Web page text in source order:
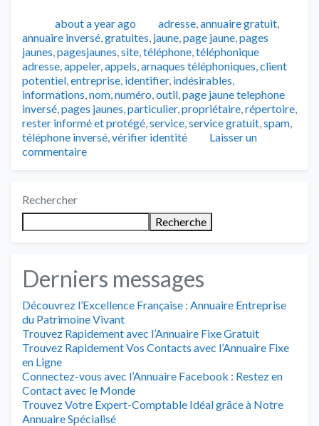
Publié
about a year ago Catégories
adresse,annuaire gratuit,
annuaire inversé,gratuites, jaune,page jaune,pages
jaunes,pagesjaunes,site,téléphone,téléphonique
adresse,appeler,appels,arnaques téléphoniques,client
potentiel,entreprise, identifier, indésirables,
informations,nom,numéro,outil,page jaune telephone
inversé,pages jaunes,particulier,propriétaire,répertoire,
rester informé et protégé,service,service gratuit,spam,
téléphone inversé,vérifier identité
Laisser un
commentaire
Rechercher
Recherche
Derniers messages
Découvrez l’Excellence Française : Annuaire Entreprise
du Patrimoine Vivant
Trouvez Rapidement avec l’Annuaire Fixe Gratuit
Trouvez Rapidement Vos Contacts avec l’Annuaire Fixe
en Ligne
Connectez-vous avec l’Annuaire Facebook : Restez en
Contact avec le Monde
Trouvez Votre Expert-Comptable Idéal grâce à Notre
Annuaire Spécialisé